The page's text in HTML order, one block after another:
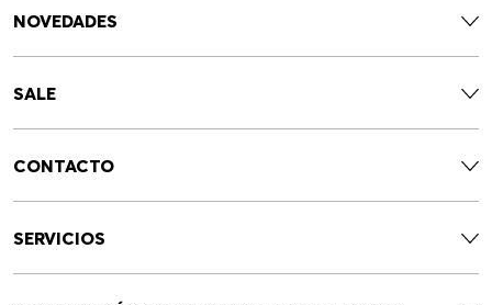
NOVEDADES
SALE
CONTACTO
SERVICIOS